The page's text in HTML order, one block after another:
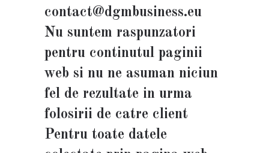
contact@dgmbusiness.eu
Nu suntem raspunzatori
pentru continutul paginii
web si nu ne asuman niciun
fel de rezultate in urma
folosirii de catre client
Pentru toate datele